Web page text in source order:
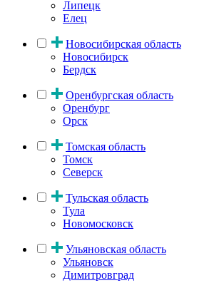
Липецк
Елец
Новосибирская область
Новосибирск
Бердск
Оренбургская область
Оренбург
Орск
Томская область
Томск
Северск
Тульская область
Тула
Новомосковск
Ульяновская область
Ульяновск
Димитровград